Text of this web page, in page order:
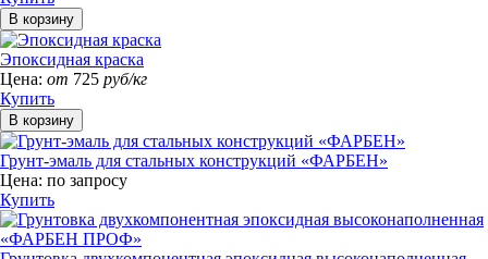
Эпоксидная краска
Цена: от 725 руб/кг
Купить
Грунт-эмаль для стальных конструкций «ФАРБЕН»
Цена: по запросу
Купить